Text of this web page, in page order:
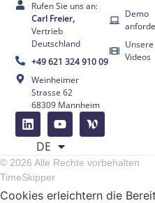
Rufen Sie uns an:
Carl Freier,
Vertrieb
Deutschland
+49 621 324 910 09
Weinheimer
Strasse 62
68309 Mannheim
DE
FR
EN
ES
Demo
Unsere
Videos
© 2026 Alle Rechte vorbehalten
TimeSkipper
Cookies erleichtern die